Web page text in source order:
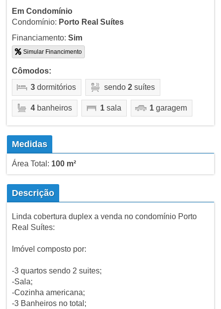
Em Condomínio
Condomínio: Porto Real Suítes
Financiamento: Sim
Simular Financimento
Cômodos:
3dormitórios sendo 2suítes
4banheiros 1sala 1garagem
Medidas
Área Total: 100 m²
Descrição
Linda cobertura duplex a venda no condomínio Porto
Real Suítes:
Imóvel composto por:
-3 quartos sendo 2 suites;
-Sala;
-Cozinha americana;
-3 Banheiros no total;